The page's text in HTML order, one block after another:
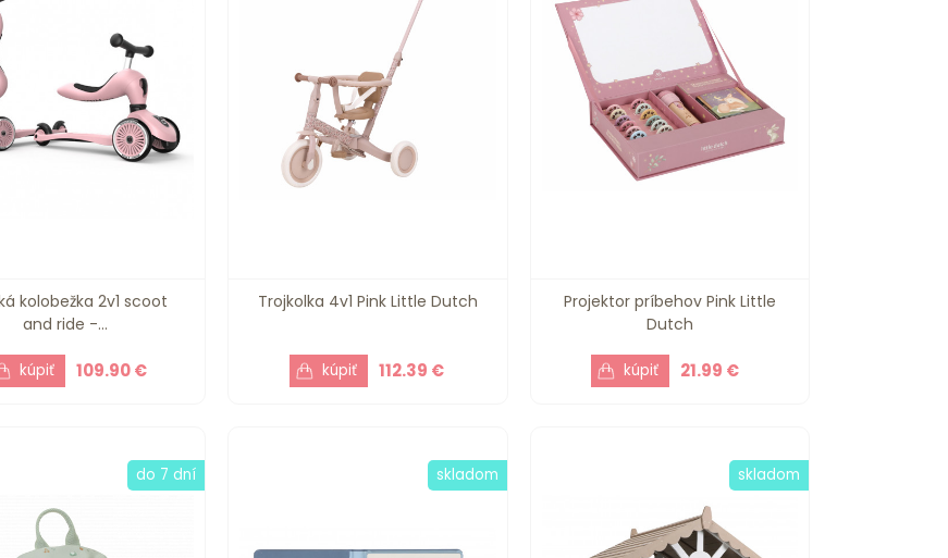
kolobežka 2v1 scoot
and ride -...
109.90 €
Trojkolka 4v1 Pink Little Dutch
112.39 €
Projektor príbehov Pink Little
Dutch
21.99 €
do 7 dní skladom skladom